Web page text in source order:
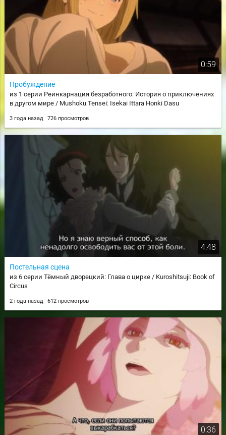
0:59
Пробуждение
из 1 серии Реинкарнация безработного: История о приключениях
в другом мире / Mushoku Tensei: Isekai Ittara Honki Dasu
3 года назад 726 просмотров
4:48
Постельная сцена
из 6 серии Тёмный дворецкий: Глава о цирке / Kuroshitsuji: Book of
Circus
2 года назад 612 просмотров
0:36